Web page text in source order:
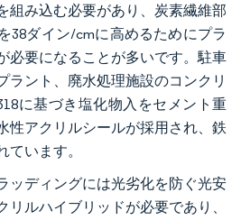
組み込む必要があり、炭素繊維部
38ダイン/cmに高めるためにプラ
必要になることが多いです。駐車
ラント、廃水処理施設のコンクリ
に基づき塩化物入をセメント重
性アクリルシールが採用され、鉄
います。
ッディングには光劣化を防ぐ光安
リルハイブリッドが必要であり、